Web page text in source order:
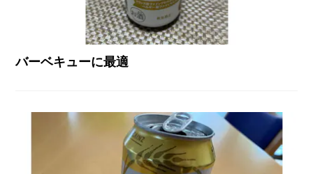
バーベキューに最適